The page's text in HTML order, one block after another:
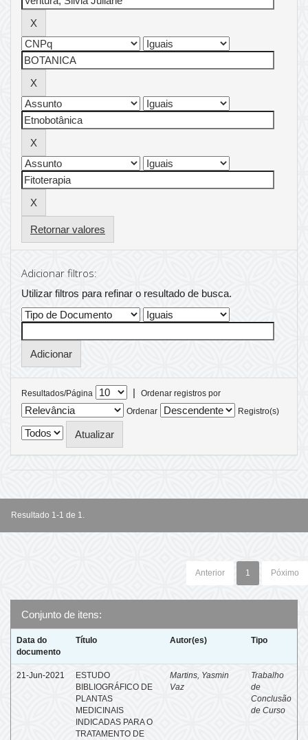
Retornar valores
Adicionar filtros:
Utilizar filtros para refinar o resultado de busca.
Resultados/Página |
Ordenar registros por
Ordenar
Registro(s)
Resultado 1-1 de 1.
Anterior 1 Póximo
Conjunto de itens:
Data do
documento
Título Autor(es) Tipo
21-Jun-2021
ESTUDO
BIBLIOGRÁFICO DE
PLANTAS
MEDICINAIS
INDICADAS PARA O
TRATAMENTO DE
Martins, Yasmin
Vaz
Trabalho
de
Conclusão
de Curso